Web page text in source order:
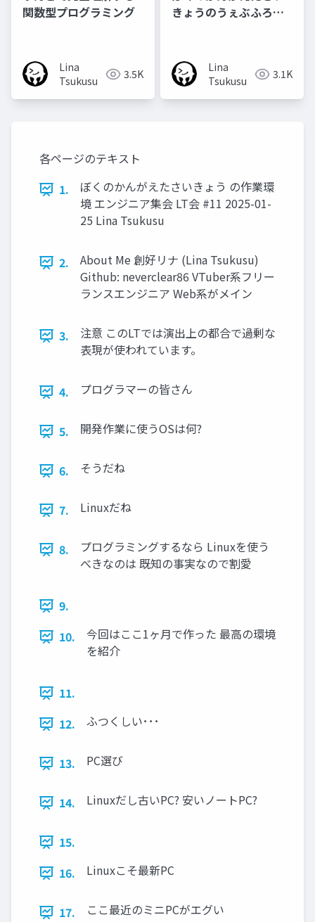
関数型プログラミング
Lina
Tsukusu
3.5K
きょうのうぇぶふろん
Lina
Tsukusu
3.1K
各ページのテキスト
1.
ぼくのかんがえたさいきょう の作業環
境 エンジニア集会 LT会 #11 2025-01-
25 Lina Tsukusu
2.
About Me 創好リナ (Lina Tsukusu)
Github: neverclear86 VTuber系フリー
ランスエンジニア Web系がメイン
3.
注意 このLTでは演出上の都合で過剰な
表現が使われています。
4. プログラマーの皆さん
5. 開発作業に使うOSは何?
6. そうだね
7. Linuxだね
8.
プログラミングするなら Linuxを使う
べきなのは 既知の事実なので割愛
9.
10.
今回はここ1ヶ月で作った 最高の環境
を紹介
11.
12.
ふつくしい･･･
13. PC選び
14. Linuxだし古いPC? 安いノートPC?
15.
16.
Linuxこそ最新PC
17. ここ最近のミニPCがエグい